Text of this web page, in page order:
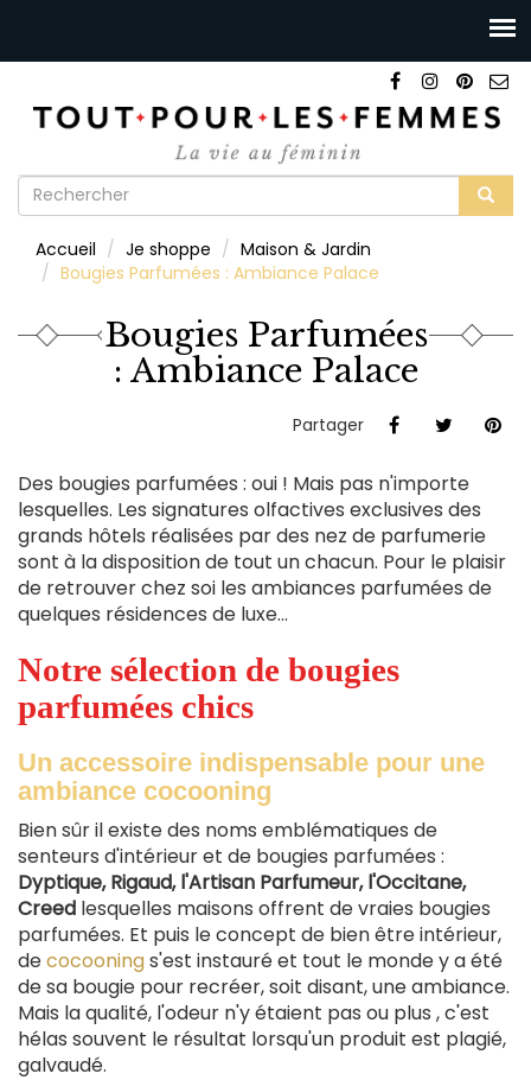
Formulaire
recherche
Accueil Je shoppe
Maison & Jardin
Bougies Parfumées : Ambiance Palace
Bougies Parfumées
: Ambiance Palace
Partager
Des bougies parfumées : oui ! Mais pas n'importe
lesquelles. Les signatures olfactives exclusives des
grands hôtels réalisées par des nez de parfumerie
sont à la disposition de tout un chacun. Pour le plaisir
de retrouver chez soi les ambiances parfumées de
quelques résidences de luxe...
Notre sélection de bougies
parfumées chics
Un accessoire indispensable pour une
ambiance cocooning
Bien sûr il existe des noms emblématiques de
senteurs d'intérieur et de bougies parfumées :
Dyptique, Rigaud, l'Artisan Parfumeur, l'Occitane,
Creed lesquelles maisons offrent de vraies bougies
parfumées. Et puis le concept de bien être intérieur,
decocoonings'est instauré et tout le monde y a été
de sa bougie pour recréer, soit disant, une ambiance.
Mais la qualité, l'odeur n'y étaient pas ou plus , c'est
hélas souvent le résultat lorsqu'un produit est plagié,
galvaudé.